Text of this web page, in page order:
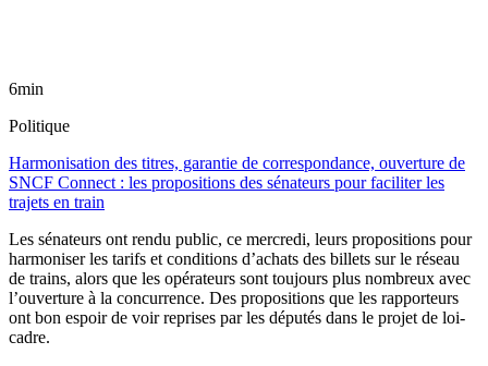
6min
Politique
Harmonisation des titres, garantie de correspondance, ouverture de
SNCF Connect : les propositions des sénateurs pour faciliter les
trajets en train
Les sénateurs ont rendu public, ce mercredi, leurs propositions pour
harmoniser les tarifs et conditions d’achats des billets sur le réseau
de trains, alors que les opérateurs sont toujours plus nombreux avec
l’ouverture à la concurrence. Des propositions que les rapporteurs
ont bon espoir de voir reprises par les députés dans le projet de loi-
cadre.